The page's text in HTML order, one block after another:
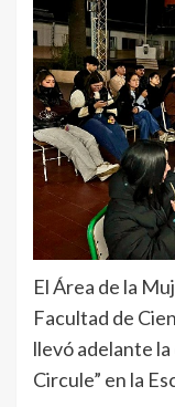
El Área de la
Facultad de
llevó adelante la
Circule” en la